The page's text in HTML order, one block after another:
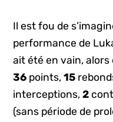
Il est fou de
performance de
ait été en vain,
36 points,15
interceptions,2
(sans période de